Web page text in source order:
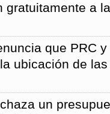
gratuitamente a
que PRC
ubicación de
un